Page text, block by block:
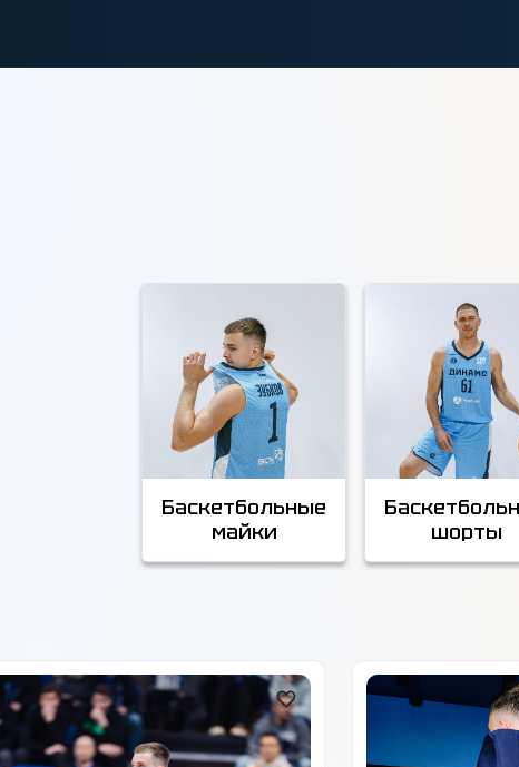
Баскетбольные
майки
шорты